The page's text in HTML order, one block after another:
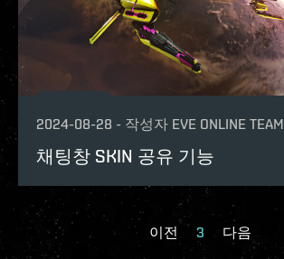
2024-08-28 - 작성자 EVE ONLINE TEAM
채팅창 SKIN 공유 기능
이전 3 다음